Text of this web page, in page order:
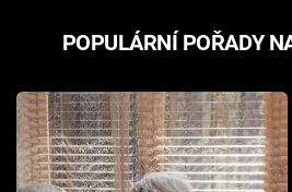
POPULÁRNÍ POŘADY